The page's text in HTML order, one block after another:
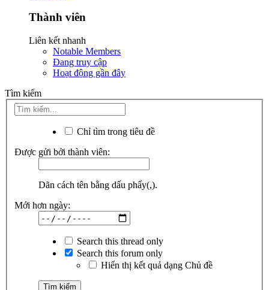
Thành viên
Liên kết nhanh
Notable Members
Đang truy cập
Hoạt động gần đây
Tìm kiếm
Chỉ tìm trong tiêu đề
Được gửi bởi thành viên:
Dãn cách tên bằng dấu phẩy(,).
Mới hơn ngày:
Search this thread only
Search this forum only
Hiển thị kết quả dạng Chủ đề